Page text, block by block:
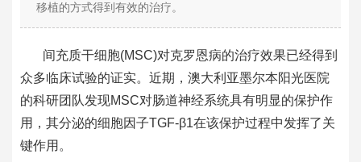
移植的方式得到有效的治疗。
间充质干细胞(MSC)对克罗恩病的治疗效果已经得到
众多临床试验的证实。近期，澳大利亚墨尔本阳光医院
的科研团队发现MSC对肠道神经系统具有明显的保护作
用，其分泌的细胞因子TGF-β1在该保护过程中发挥了关
键作用。